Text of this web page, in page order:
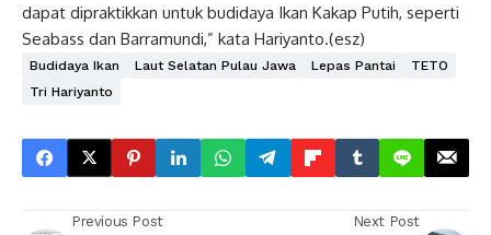
dapat dipraktikkan untuk budidaya Ikan Kakap Putih, seperti
Seabass dan Barramundi,” kata Hariyanto.(esz)
Budidaya Ikan Laut Selatan Pulau Jawa Lepas Pantai
TETO
Tri Hariyanto
Previous Post Next Post